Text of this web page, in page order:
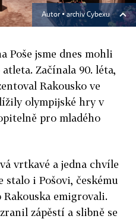
Autor ▪archiv Cybexu
Poše jsme dnes mohli
Začínala 90. léta,
Rakousko ve
olympijské hry v
pro mladého
vrtkavé a jedna chvíle
stalo i Pošovi, českému
emigrovali.
zápěstí a slibně se